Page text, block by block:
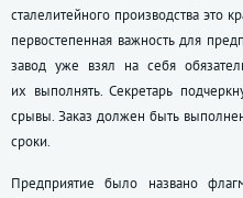
сталелитейного производства это
первостепенная важность для
завод уже взял на себя
их выполнять. Секретарь
срывы. Заказ должен быть
сроки.
Предприятие было названо